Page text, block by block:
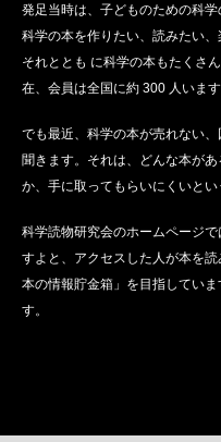
発足当時は、子どものための科
科学の本を作りたい、読みたい
それととも に科学の本もたくさ
在、会員は全国に約 300 人います
でも最近、科学の本が売れない
聞きます。それは、どんな本が
か、手に取ってもらいにくいとい
科学読物研究会のホームページ
すよと、アクセスした人が本を
本の情報貯金箱」を目指してい
す。